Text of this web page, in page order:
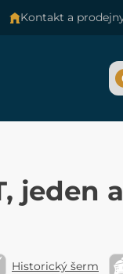
Kontakt a
jeden
Historický šerm